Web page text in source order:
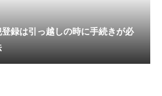
録は引っ越しの時に手続きが必